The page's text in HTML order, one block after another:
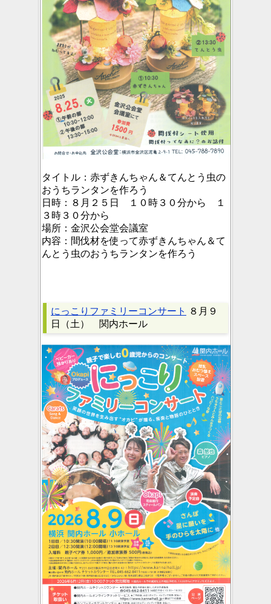
タイトル： 赤ずきんちゃん＆てんとう虫の
おうちランタンを作ろう
日時： ８月２５日 １０時３０分から １
３時３０分から
場所： 金沢公会堂会議室
内容： 間伐材を使って赤ずきんちゃん＆て
んとう虫のおうちランタンを作ろう
にっこりファミリーコンサート
８月９
日（土） 関内ホール